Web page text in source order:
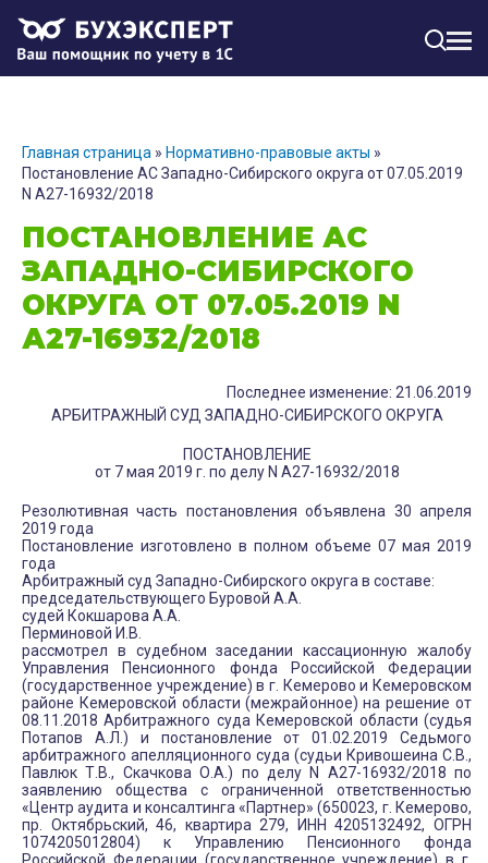
Главная страница » Нормативно-правовые акты »
Постановление АС Западно-Сибирского округа от 07.05.2019
N А27-16932/2018
ПОСТАНОВЛЕНИЕ АС
ЗАПАДНО-СИБИРСКОГО
ОКРУГА ОТ 07.05.2019 N
А27-16932/2018
Последнее изменение: 21.06.2019
АРБИТРАЖНЫЙ СУД ЗАПАДНО-СИБИРСКОГО ОКРУГА
ПОСТАНОВЛЕНИЕ
от 7 мая 2019 г. по делу N А27-16932/2018
Резолютивная часть постановления объявлена 30 апреля
2019 года
Постановление изготовлено в полном объеме 07 мая 2019
года
Арбитражный суд Западно-Сибирского округа в составе:
председательствующего Буровой А.А.
судей Кокшарова А.А.
Перминовой И.В.
рассмотрел в судебном заседании кассационную жалобу
Управления Пенсионного фонда Российской Федерации
(государственное учреждение) в г. Кемерово и Кемеровском
районе Кемеровской области (межрайонное) на решение от
08.11.2018 Арбитражного суда Кемеровской области (судья
Потапов А.Л.) и постановление от 01.02.2019 Седьмого
арбитражного апелляционного суда (судьи Кривошеина С.В.,
Павлюк Т.В., Скачкова О.А.) по делу N А27-16932/2018 по
заявлению общества с ограниченной ответственностью
«Центр аудита и консалтинга «Партнер» (650023, г. Кемерово,
пр. Октябрьский, 46, квартира 279, ИНН 4205132492, ОГРН
1074205012804) к Управлению Пенсионного фонда